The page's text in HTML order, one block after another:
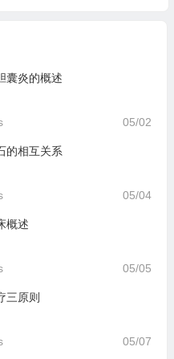
囊炎的概述
05/02
的相互关系
05/04
概述
05/05
三原则
05/07